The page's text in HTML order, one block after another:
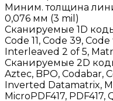
Миним. толщина
0,076 мм (3 mil)
Сканируемые 1D
Code 11, Code 39,
Interleaved 2 of 5,
Сканируемые 2D
Aztec, BPO, Codabar,
Inverted Datamatrix,
MicroPDF417, PDF417,